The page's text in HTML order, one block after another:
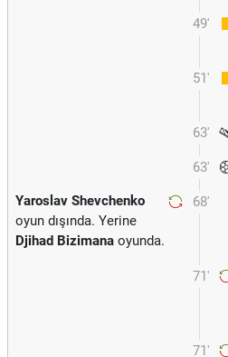
49'
51'
63'
63'
68'
Yaroslav Shevchenko
oyun dışında. Yerine
Djihad Bizimana oyunda.
71'
71'